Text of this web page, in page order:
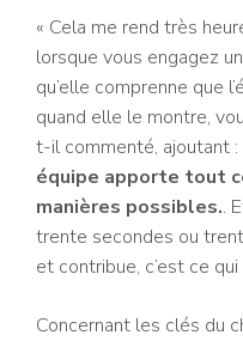
« Cela me rend très
lorsque vous engagez
qu’elle comprenne que
quand elle le montre,
t-il commenté, ajoutant :
équipe apporte tout
manières possibles..
trente secondes ou
et contribue, c’est ce
Concernant les clés du